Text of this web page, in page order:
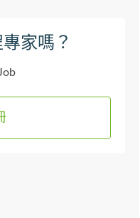
家嗎？